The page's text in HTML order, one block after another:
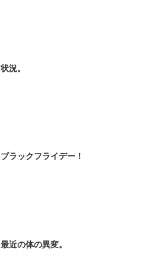
状況。
ブラックフライデー！
最近の体の異変。